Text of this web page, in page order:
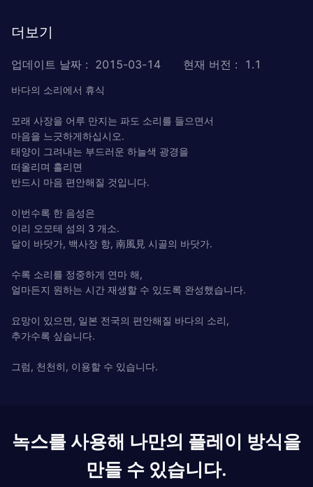
더보기
업데이트 날짜 : 2015-03-14 현재 버전 : 1.1
바다의 소리에서 휴식
모래 사장을 어루 만지는 파도 소리를 들으면서
마음을 느긋하게하십시오.
태양이 그려내는 부드러운 하늘색 광경을
떠올리며 흘리면
반드시 마음 편안해질 것입니다.
이번수록 한 음성은
이리 오모테 섬의 3 개소.
달이 바닷가, 백사장 항, 南風見 시골의 바닷가.
수록 소리를 정중하게 연마 해,
얼마든지 원하는 시간 재생할 수 있도록 완성했습니다.
요망이 있으면, 일본 전국의 편안해질 바다의 소리,
추가수록 싶습니다.
그럼, 천천히, 이용할 수 있습니다.
녹스를 사용해 나만의 플레이 방식을
만들 수 있습니다.